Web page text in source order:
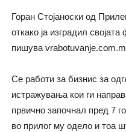
Горан Стојаноски од
откако ја изградил
пишува
Се работи за бизнис за
истражувања кои ги
првично започнал пред 7
во прилог му одело и тоа